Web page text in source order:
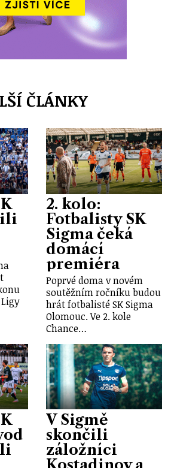
ČLÁNKY
2. kolo:
Fotbalisty SK
Sigma čeká
domácí
premiéra
Poprvé doma v novém
soutěžním ročníku budou
hrát fotbalisté SK Sigma
Olomouc. Ve 2. kole
Chance…
V Sigmě
skončili
záložníci